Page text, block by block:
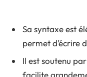
Sa syntaxe est
permet d’écrire
Il est soutenu